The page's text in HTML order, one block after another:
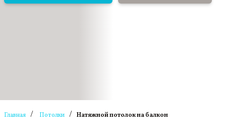
Главная / Потолки / Натяжной потолок на балкон